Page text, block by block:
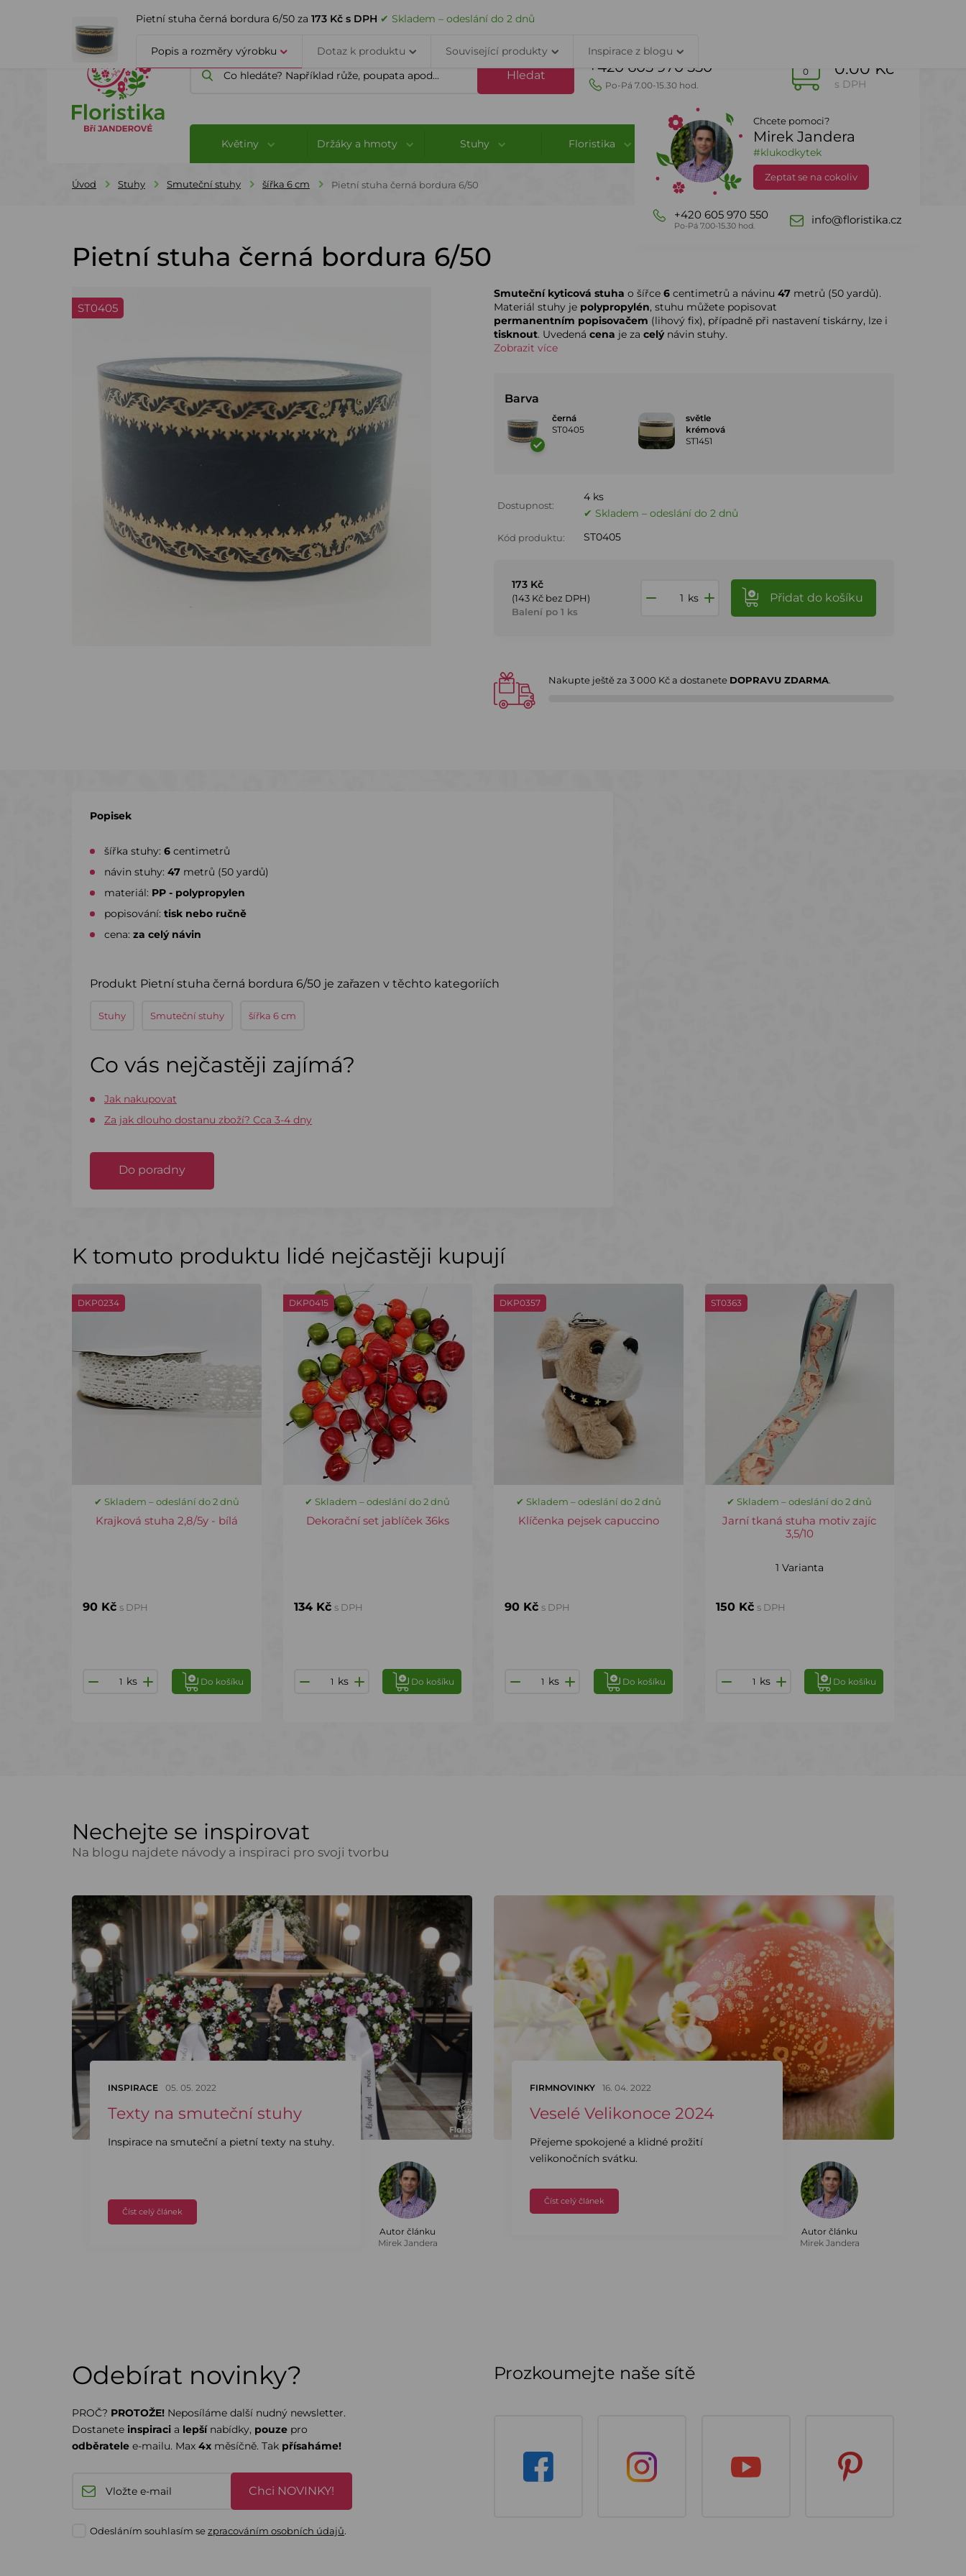
ÚVOD O FIRMĚ BLOG VELKOOBCHOD DOPRAVA A PLATBA
Hledat +420 605 970 550
Po-Pá 7.00-15.30 hod.
0 0.00 Kč
s DPH
Květiny Držáky a hmoty Stuhy Floristika Dle sezony DealZone
Úvod Stuhy Smuteční stuhy šířka 6 cm Pietní stuha černá bordura 6/50
Pietní stuha černá bordura 6/50
ST0405
Smuteční kyticová stuha o šířce 6 centimetrů a návinu 47 metrů (50 yardů).
Materiál stuhy je polypropylén, stuhu můžete popisovat
permanentním popisovačem (lihový fix), případně při nastavení tiskárny, lze i
tisknout. Uvedená cena je za celýnávin stuhy.
Zobrazit více
Barva
černá
ST0405
světle
krémová
ST1451
Dostupnost:
4 ks
✔ Skladem – odeslání do 2 dnů
Kód produktu: ST0405
173 Kč
(143 Kč bez DPH)
Balení po 1 ks
ks Přidat do košíku
Nakupte ještě za 3 000 Kča dostanete DOPRAVU ZDARMA.
Pietní stuha černá bordura 6/50 za 173 Kč s DPH ✔ Skladem – odeslání do 2 dnů
Popis a rozměry výrobku Dotaz k produktu Související produkty Inspirace z blogu
Popisek
šířka stuhy: 6 centimetrů
návin stuhy: 47 metrů (50 yardů)
materiál: PP - polypropylen
popisování: tisk nebo ručně
cena: za celý návin
Produkt Pietní stuha černá bordura 6/50 je zařazen v těchto kategoriích
Stuhy Smuteční stuhy šířka 6 cm
Co vás nejčastěji zajímá?
Jak nakupovat
Za jak dlouho dostanu zboží? Cca 3-4 dny
Do poradny
Chcete pomoci?
Mirek Jandera
#klukodkytek
Zeptat se na cokoliv
+420 605 970 550
Po-Pá 7.00-15.30 hod. info@floristika.cz
K tomuto produktu lidé nejčastěji kupují
DKP0234
✔ Skladem – odeslání do 2 dnů
Krajková stuha 2,8/5y - bílá
90 Kč s DPH
ks Do košíku
DKP0415
✔ Skladem – odeslání do 2 dnů
Dekorační set jablíček 36ks
134 Kč s DPH
ks Do košíku
DKP0357
✔ Skladem – odeslání do 2 dnů
Klíčenka pejsek capuccino
90 Kč s DPH
ks Do košíku
ST0363
✔ Skladem – odeslání do 2 dnů
Jarní tkaná stuha motiv zajíc
3,5/10
1 Varianta
150 Kč s DPH
ks Do košíku
Nechejte se inspirovat
Na blogu najdete návody a inspiraci pro svoji tvorbu
INSPIRACE 05. 05. 2022
Texty na smuteční stuhy
Inspirace na smuteční a pietní texty na stuhy.
Číst celý článek
Autor článku
Mirek Jandera
FIRMNOVINKY 16. 04. 2022
Veselé Velikonoce 2024
Přejeme spokojené a klidné prožití
velikonočních svátku.
Číst celý článek
Autor článku
Mirek Jandera
Odebírat novinky?
PROČ? PROTOŽE! Neposíláme další nudný newsletter.
Dostanete inspiraci a lepšínabídky, pouze pro
odběratele e-mailu. Max 4x měsíčně. Tak přísaháme!
Chci NOVINKY!
Odesláním souhlasím sezpracováním osobních údajů.
Prozkoumejte naše sítě